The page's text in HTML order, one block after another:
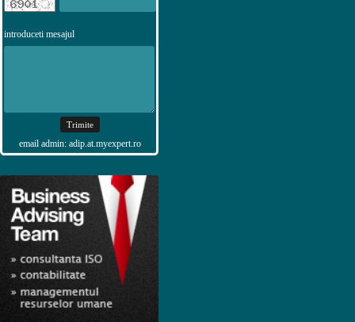
introduceti mesajul
email admin: adip.at.myexpert.ro